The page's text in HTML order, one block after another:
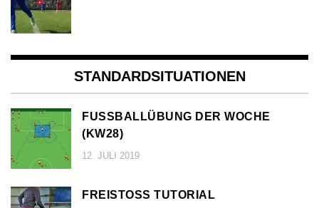
STANDARDSITUATIONEN
FUSSBALLÜBUNG DER WOCHE (
KW28)
12. JULI 2019
FREISTOSS TUTORIAL